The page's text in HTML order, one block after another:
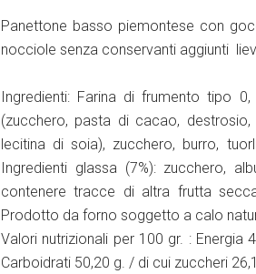
Panettone basso piemontese con
nocciole senza conservanti aggiunti
Ingredienti: Farina di frumento tipo
(zucchero, pasta di cacao,
lecitina di soia), zucchero, burro,
Ingredienti glassa (7%): zucchero,
contenere tracce di altra frutta
Prodotto da forno soggetto a calo
Valori nutrizionali per 100 gr. :
Carboidrati 50,20 g. / di cui zuccheri